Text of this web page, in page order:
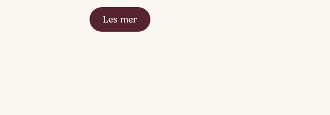
[…]
Les mer